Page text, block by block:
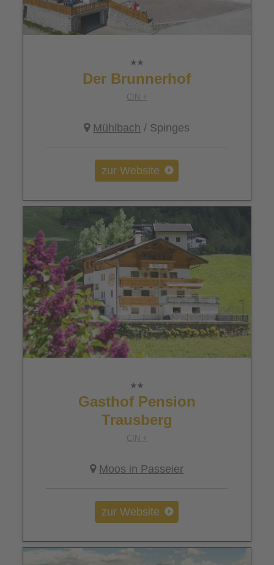
Der Brunnerhof
CIN +
Mühlbach / Spinges
zur Website
Gasthof Pension
Trausberg
CIN +
Moos in Passeier
zur Website